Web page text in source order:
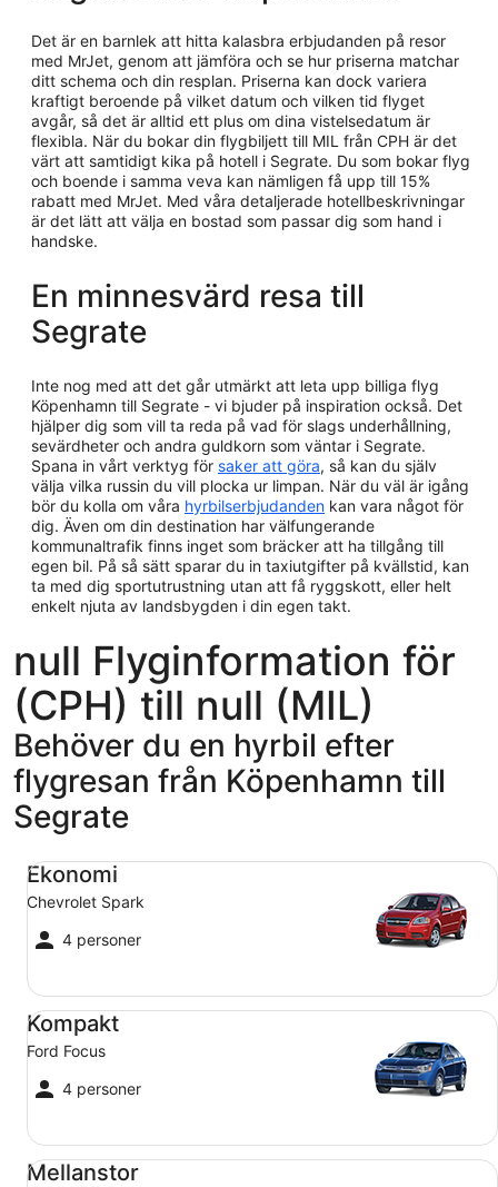
Det är en barnlek att hitta kalasbra erbjudanden på resor
med MrJet, genom att jämföra och se hur priserna matchar
ditt schema och din resplan. Priserna kan dock variera
kraftigt beroende på vilket datum och vilken tid flyget
avgår, så det är alltid ett plus om dina vistelsedatum är
flexibla. När du bokar din flygbiljett till MIL från CPH är det
värt att samtidigt kika på hotell i Segrate. Du som bokar flyg
och boende i samma veva kan nämligen få upp till 15%
rabatt med MrJet. Med våra detaljerade hotellbeskrivningar
är det lätt att välja en bostad som passar dig som hand i
handske.
En minnesvärd resa till
Segrate
Inte nog med att det går utmärkt att leta upp billiga flyg
Köpenhamn till Segrate - vi bjuder på inspiration också. Det
hjälper dig som vill ta reda på vad för slags underhållning,
sevärdheter och andra guldkorn som väntar i Segrate.
Spana in vårt verktyg för saker att göra, så kan du själv
välja vilka russin du vill plocka ur limpan. När du väl är igång
bör du kolla om våra hyrbilserbjudanden kan vara något för
dig. Även om din destination har välfungerande
kommunaltrafik finns inget som bräcker att ha tillgång till
egen bil. På så sätt sparar du in taxiutgifter på kvällstid, kan
ta med dig sportutrustning utan att få ryggskott, eller helt
enkelt njuta av landsbygden i din egen takt.
null Flyginformation för
(CPH) till null (MIL)
Behöver du en hyrbil efter
flygresan från Köpenhamn till
Segrate
Ekonomi
Chevrolet Spark
4 personer
Ekonomi Chevrolet Spark
Kompakt
Ford Focus
4 personer
Kompakt Ford Focus
Mellanstor
Mellanstor Toyota Corolla